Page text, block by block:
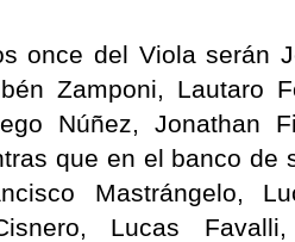
once del Viola serán
Zamponi, Lautaro
Núñez, Jonathan
que en el banco de
Mastrángelo,
Lucas